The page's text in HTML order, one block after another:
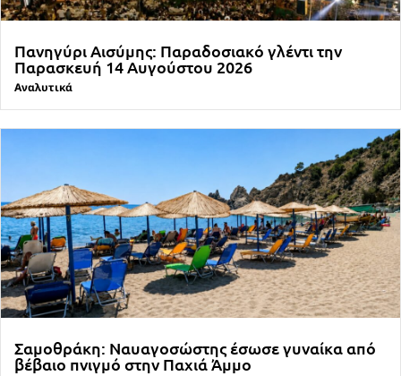
Πανηγύρι Αισύμης: Παραδοσιακό γλέντι την
Παρασκευή 14 Αυγούστου 2026
Αναλυτικά
Σαμοθράκη: Ναυαγοσώστης έσωσε γυναίκα από
βέβαιο πνιγμό στην Παχιά Άμμο